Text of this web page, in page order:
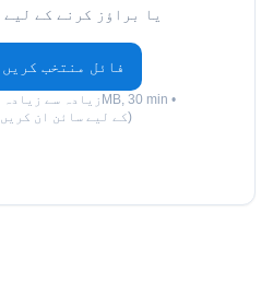
یا براؤز کرنے کے
Video فائل منتخب کریں
200MB, 1 hr کے لیے سائن ان کریں)